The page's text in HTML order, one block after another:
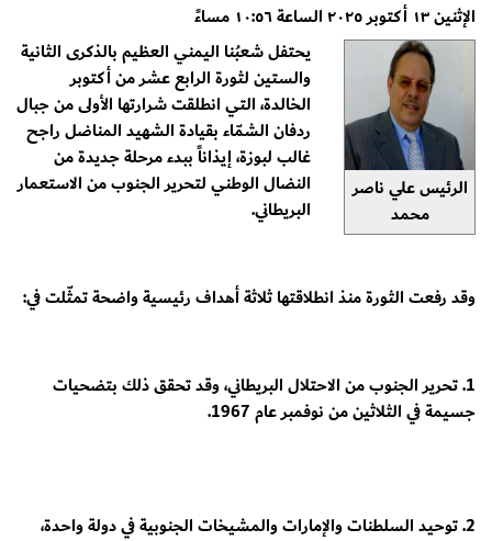
الإثنين ١٣ أكتوبر ٢٠٢٥ الساعة ١٠:٥٦ مساءً
الرئيس علي ناصر
محمد
يحتفل شعبُنا اليمني العظيم بالذكرى الثانية
والستين لثورة الرابع عشر من أكتوبر
الخالدة، التي انطلقت شرارتها الأولى من جبال
ردفان الشمّاء بقيادة الشهيد المناضل راجح
غالب لبوزة، إيذاناً ببدء مرحلة جديدة من
النضال الوطني لتحرير الجنوب من الاستعمار
البريطاني.
وقد رفعت الثورة منذ انطلاقتها ثلاثة أهداف رئيسية واضحة تمثّلت في:
1. تحرير الجنوب من الاحتلال البريطاني، وقد تحقق ذلك بتضحيات
جسيمة في الثلاثين من نوفمبر عام 1967.
2. توحيد السلطنات والإمارات والمشيخات الجنوبية في دولة واحدة،